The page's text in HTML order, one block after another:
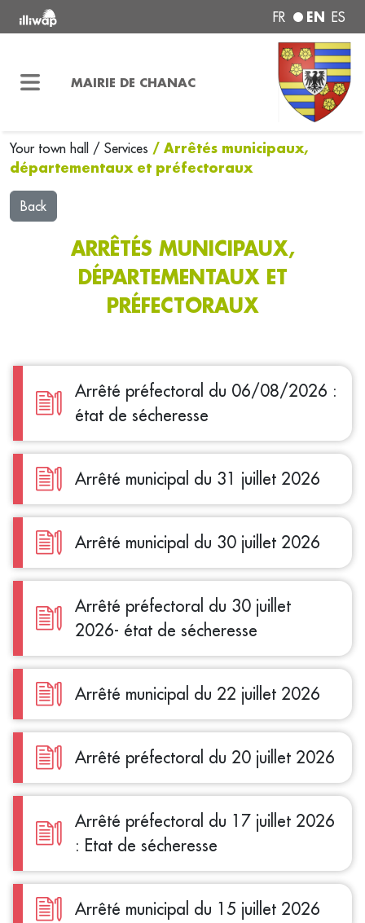
FR EN ES
MAIRIE DE CHANAC
Your town hall / Services / Arrêtés municipaux,
départementaux et préfectoraux
Back
ARRÊTÉS MUNICIPAUX,
DÉPARTEMENTAUX ET
PRÉFECTORAUX
Arrêté préfectoral du 06/08/2026 :
état de sécheresse
Arrêté municipal du 31 juillet 2026
Arrêté municipal du 30 juillet 2026
Arrêté préfectoral du 30 juillet
2026- état de sécheresse
Arrêté municipal du 22 juillet 2026
Arrêté préfectoral du 20 juillet 2026
Arrêté préfectoral du 17 juillet 2026
: Etat de sécheresse
Arrêté municipal du 15 juillet 2026